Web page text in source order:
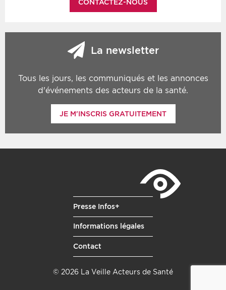
CONTACTEZ-NOUS
La newsletter
Tous les jours, les communiqués et les annonces
d'événements des acteurs de la santé.
JE M'INSCRIS GRATUITEMENT
Presse Infos+
Informations légales
Contact
© 2026 La Veille Acteurs de Santé